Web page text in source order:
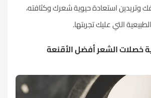
وتريدين استعادة حيوية شعرك وكثافته،
التي عليك تجربتها.
خصلات الشعر أفضل الأقنعة